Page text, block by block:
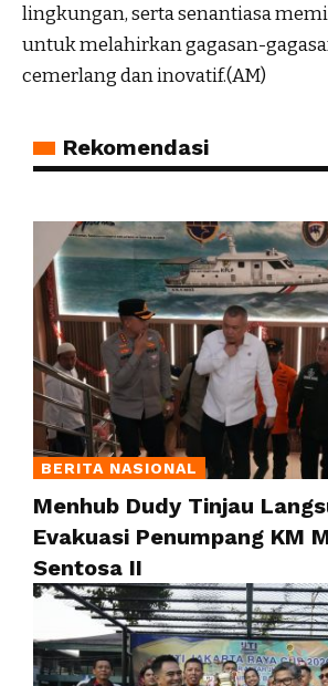
lingkungan, serta senantiasa
untuk melahirkan gagasan-
cemerlang dan inovatif.(AM)
Rekomendasi
BERITA NASIONAL
Menhub Dudy Tinjau
Evakuasi Penumpang KM
Sentosa II